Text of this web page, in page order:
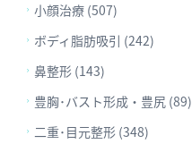
小顔治療 (507)
ボディ脂肪吸引 (242)
鼻整形 (143)
豊胸･バスト形成・豊尻 (89)
二重･目元整形 (348)